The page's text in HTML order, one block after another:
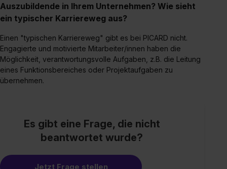
Auszubildende in Ihrem Unternehmen? Wie sieht
ein typischer Karriereweg aus?
Einen "typischen Karriereweg" gibt es bei PICARD nicht.
Engagierte und motivierte Mitarbeiter/innen haben die
Möglichkeit, verantwortungsvolle Aufgaben, z.B. die Leitung
eines Funktionsbereiches oder Projektaufgaben zu
übernehmen.
Es gibt eine Frage, die nicht
beantwortet wurde?
Jetzt Frage stellen